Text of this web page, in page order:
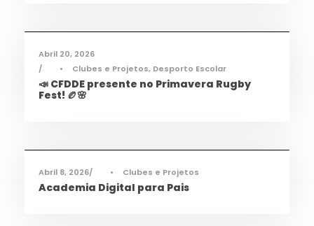
Abril 20, 2026
•
Clubes e Projetos, Desporto Escolar
📣 CFDDE presente no Primavera Rugby
Fest! 🏉🌸
Abril 8, 2026 • Clubes e Projetos
Academia Digital para Pais